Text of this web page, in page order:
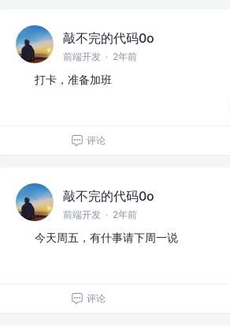
敲不完的代码0o
前端开发 · 2年前
打卡，准备加班
评论
敲不完的代码0o
前端开发 · 2年前
今天周五，有什事请下周一说
评论